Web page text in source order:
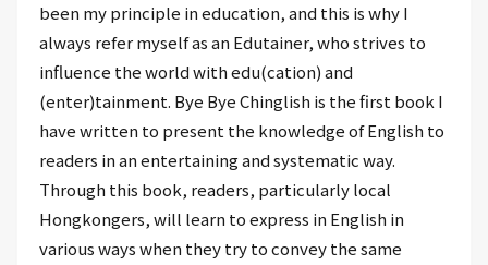
been my principle in education, and this is why I
always refer myself as an Edutainer, who strives to
influence the world with edu(cation) and
(enter)tainment. Bye Bye Chinglish is the first book I
have written to present the knowledge of English to
readers in an entertaining and systematic way.
Through this book, readers, particularly local
Hongkongers, will learn to express in English in
various ways when they try to convey the same